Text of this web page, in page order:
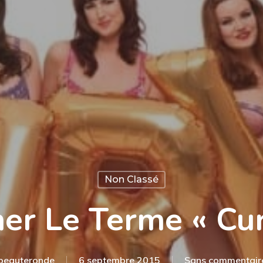
Non Classé
Le Terme «
6 septembre 2015 Sans